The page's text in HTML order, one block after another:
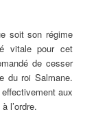
soit son régime
vitale pour cet
de cesser
du roi Salmane.
aux
l’ordre.